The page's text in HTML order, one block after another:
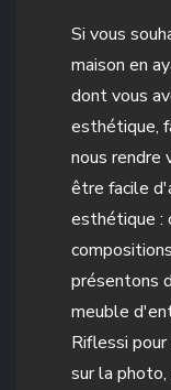
Si vous
maison en
dont vous
esthétique,
nous rendre
être facile
esthétique :
présentons
meuble
Riflessi
sur la